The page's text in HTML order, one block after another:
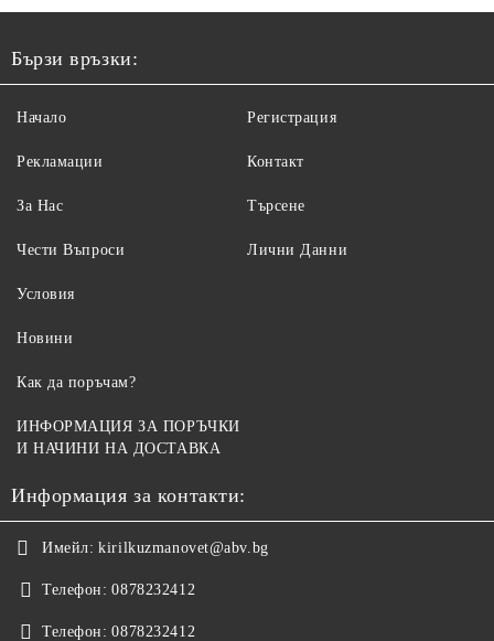
Бързи връзки:
Начало
Рекламации
За Нас
Чести Въпроси
Регистрация
Контакт
Търсене
Лични Данни
Условия
Новини
Как да поръчам?
ИНФОРМАЦИЯ ЗА ПОРЪЧКИ
И НАЧИНИ НА ДОСТАВКА
Информация за контакти:
Имейл: kirilkuzmanovet@abv.bg
Телефон: 0878232412
Телефон: 0878232412